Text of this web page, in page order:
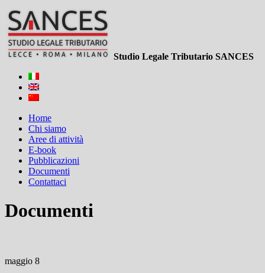
Studio Legale Tributario SANCES
Home
Chi siamo
Aree di attività
E-book
Pubblicazioni
Documenti
Contattaci
Documenti
maggio 8